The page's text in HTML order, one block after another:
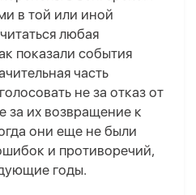
в той или иной
любая
показали события
часть
не за отказ от
их возвращение к
они еще не были
и противоречий,
годы.